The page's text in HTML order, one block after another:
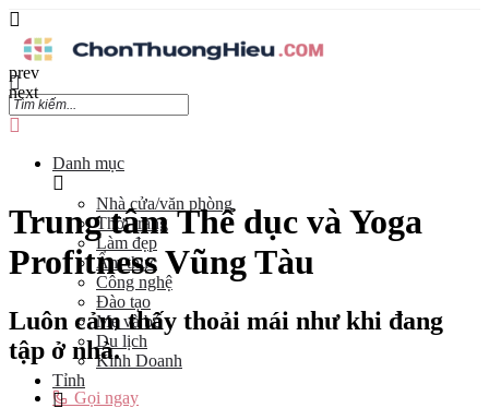
Danh mục
Nhà cửa/văn phòng
Thời trang
Làm đẹp
Ẩm thực
Công nghệ
Đào tạo
Mẹ và bé
Du lịch
Kinh Doanh
Tỉnh
prev
next
Trung tâm Thể dục và Yoga
Profitness Vũng Tàu
Luôn cảm thấy thoải mái như khi đang
tập ở nhà.
Gọi ngay